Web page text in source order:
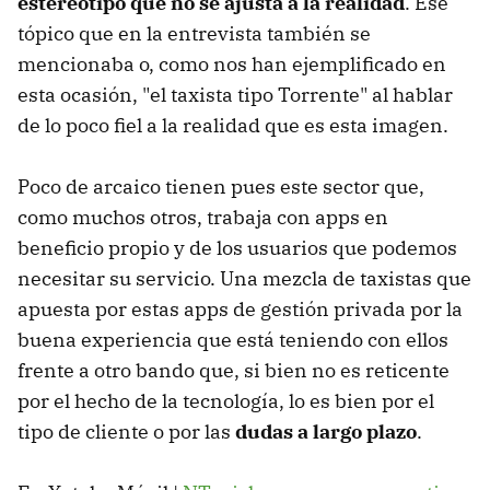
tópico que en la entrevista también se
mencionaba o, como nos han ejemplificado en
esta ocasión, "el taxista tipo Torrente" al hablar
de lo poco fiel a la realidad que es esta imagen.
Poco de arcaico tienen pues este sector que,
como muchos otros, trabaja con apps en
beneficio propio y de los usuarios que podemos
necesitar su servicio. Una mezcla de taxistas que
apuesta por estas apps de gestión privada por la
buena experiencia que está teniendo con ellos
frente a otro bando que, si bien no es reticente
por el hecho de la tecnología, lo es bien por el
tipo de cliente o por las dudas a largo plazo.